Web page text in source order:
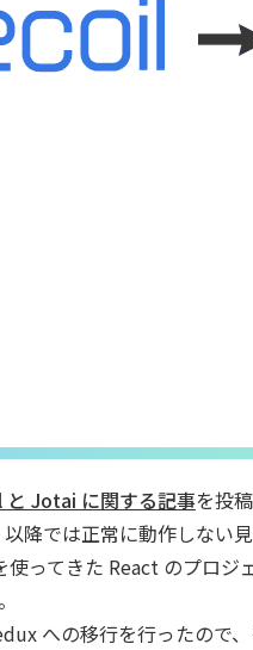
と Jotai に関する記事を投
降では正常に動作しない
ってきた React のプロ
への移行を行ったので